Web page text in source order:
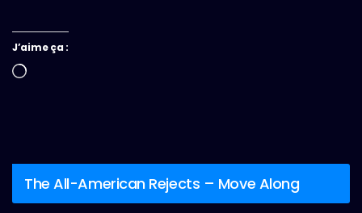
J’aime ça :
Chargement…
The All-American Rejects – Move Along